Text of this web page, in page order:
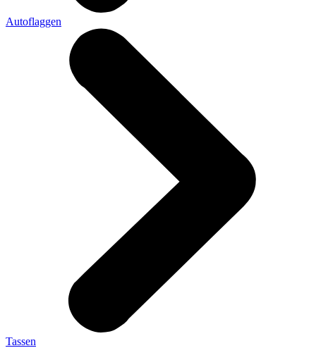
Autoflaggen
Tassen